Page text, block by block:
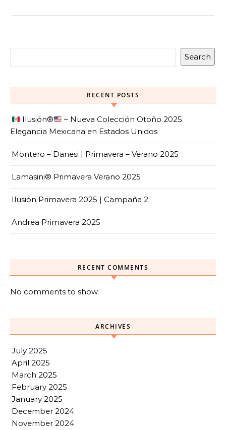
Search
RECENT POSTS
Ilusión®️
– Nueva Colección Otoño 2025:
Elegancia Mexicana en Estados Unidos
Montero – Danesi | Primavera – Verano 2025
Lamasini® Primavera Verano 2025
Ilusión Primavera 2025 | Campaña 2
Andrea Primavera 2025
RECENT COMMENTS
No comments to show.
ARCHIVES
July 2025
April 2025
March 2025
February 2025
January 2025
December 2024
November 2024